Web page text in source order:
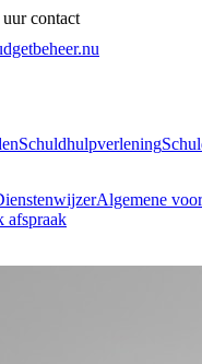
contact
Schuldhulpverlening
Algemene
afspraak